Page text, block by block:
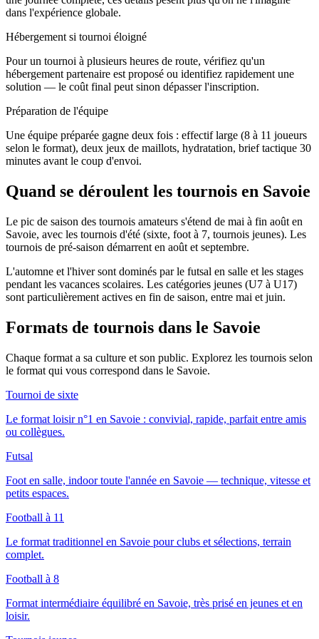
dans l'expérience globale.
Hébergement si tournoi éloigné
Pour un tournoi à plusieurs heures de route, vérifiez qu'un
hébergement partenaire est proposé ou identifiez rapidement une
solution — le coût final peut sinon dépasser l'inscription.
Préparation de l'équipe
Une équipe préparée gagne deux fois : effectif large (8 à 11 joueurs
selon le format), deux jeux de maillots, hydratation, brief tactique 30
minutes avant le coup d'envoi.
Quand se déroulent les tournois en Savoie
Le pic de saison des tournois amateurs s'étend de mai à fin août en
Savoie, avec les tournois d'été (sixte, foot à 7, tournois jeunes). Les
tournois de pré-saison démarrent en août et septembre.
L'automne et l'hiver sont dominés par le futsal en salle et les stages
pendant les vacances scolaires. Les catégories jeunes (U7 à U17)
sont particulièrement actives en fin de saison, entre mai et juin.
Formats de tournois dans le Savoie
Chaque format a sa culture et son public. Explorez les tournois selon
le format qui vous correspond dans le Savoie.
Tournoi de sixte
Le format loisir n°1 en Savoie : convivial, rapide, parfait entre amis
ou collègues.
Futsal
Foot en salle, indoor toute l'année en Savoie — technique, vitesse et
petits espaces.
Football à 11
Le format traditionnel en Savoie pour clubs et sélections, terrain
complet.
Football à 8
Format intermédiaire équilibré en Savoie, très prisé en jeunes et en
loisir.